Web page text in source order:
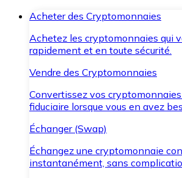
Acheter des Cryptomonnaies
Achetez les cryptomonnaies qui
rapidement et en toute sécurité.
Vendre des Cryptomonnaies
Convertissez vos
fiduciaire lorsque vous en avez
Échanger (Swap)
Échangez une cryptomonnaie
instantanément, sans